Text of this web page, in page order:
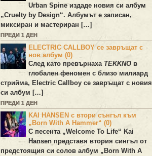
Urban Spineиздаде новия си албум
„Cruelty by Design“. Албумът е записан,
миксиран и мастериран […]
ПРЕДИ 1 ДЕН
ELECTRIC CALLBOY се завръщат с
нов албум (0)
След като превърнаха TEKKNO в
глобален феномен с близо милиард
стрийма, Electric Callboy се завръщат с новия
си албум […]
ПРЕДИ 1 ДЕН
KAI HANSEN с втори сънгъл към
„Born With A Hammer“ (0)
С песента „Welcome To Life“ Kai
Hansen представя втория сингъл от
предстоящия си солов албум „ Born With A